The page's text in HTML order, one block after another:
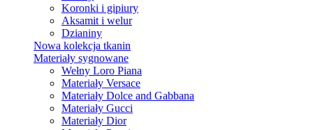
Koronki i gipiury
Aksamit i welur
Dzianiny
Nowa kolekcja tkanin
Materiały sygnowane
Wełny Loro Piana
Materiały Versace
Materiały Dolce and Gabbana
Materiały Gucci
Materiały Dior